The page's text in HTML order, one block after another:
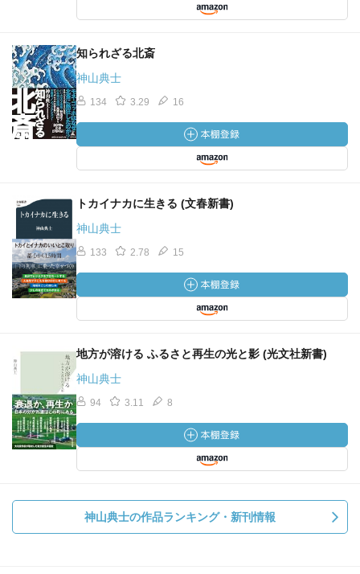
知られざる北斎
神山典士
134 3.29 16
トカイナカに生きる (文春新書)
神山典士
133 2.78 15
地方が溶ける ふるさと再生の光と影 (光文社新書)
神山典士
94 3.11 8
神山典士の作品ランキング・新刊情報